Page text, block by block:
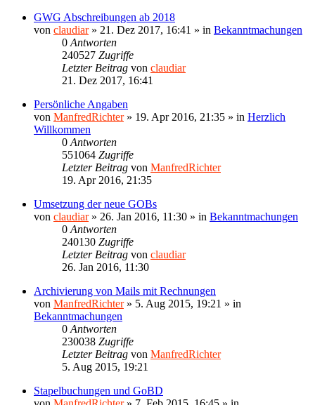
GWG Abschreibungen ab 2018
von claudiar» 21. Dez 2017, 16:41 » in Bekanntmachungen
0 Antworten
240527 Zugriffe
Letzter Beitrag von claudiar
21. Dez 2017, 16:41
Persönliche Angaben
von ManfredRichter» 19. Apr 2016, 21:35 » in Herzlich
Willkommen
0 Antworten
551064 Zugriffe
Letzter Beitrag von ManfredRichter
19. Apr 2016, 21:35
Umsetzung der neue GOBs
von claudiar» 26. Jan 2016, 11:30 » in Bekanntmachungen
0 Antworten
240130 Zugriffe
Letzter Beitrag von claudiar
26. Jan 2016, 11:30
Archivierung von Mails mit Rechnungen
von ManfredRichter» 5. Aug 2015, 19:21 » in
Bekanntmachungen
0 Antworten
230038 Zugriffe
Letzter Beitrag von ManfredRichter
5. Aug 2015, 19:21
Stapelbuchungen und GoBD